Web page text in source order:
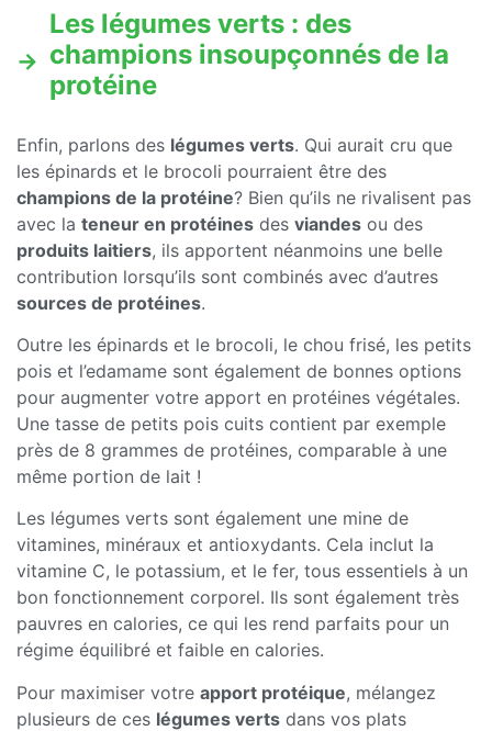
Les légumes verts : des
champions insoupçonnés de la
protéine
Enfin, parlons des légumes verts. Qui aurait cru que
les épinards et le brocoli pourraient être des
champions de la protéine? Bien qu’ils ne rivalisent pas
avec la teneur en protéines des viandes ou des
produits laitiers, ils apportent néanmoins une belle
contribution lorsqu’ils sont combinés avec d’autres
sources de protéines.
Outre les épinards et le brocoli, le chou frisé, les petits
pois et l’edamame sont également de bonnes options
pour augmenter votre apport en protéines végétales.
Une tasse de petits pois cuits contient par exemple
près de 8 grammes de protéines, comparable à une
même portion de lait !
Les légumes verts sont également une mine de
vitamines, minéraux et antioxydants. Cela inclut la
vitamine C, le potassium, et le fer, tous essentiels à un
bon fonctionnement corporel. Ils sont également très
pauvres en calories, ce qui les rend parfaits pour un
régime équilibré et faible en calories.
Pour maximiser votre apport protéique, mélangez
plusieurs de ces légumes verts dans vos plats